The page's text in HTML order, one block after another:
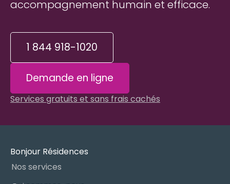
accompagnement humain et efficace.
1 844 918-1020
Demande en ligne
Services gratuits et sans frais cachés
Bonjour Résidences
Nos services